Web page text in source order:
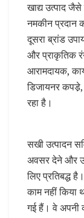
खाद्य उत्पाद
नमकीन प्रदान
दूसरा ब्रांड
और प्राकृतिक
आरामदायक,
डिजायनर कपडे़,
रहा है।
सखी उत्पादन
अवसर देने और
लिए प्रतिबद्ध
काम नहीं किया
गई हैं। वे अपनी